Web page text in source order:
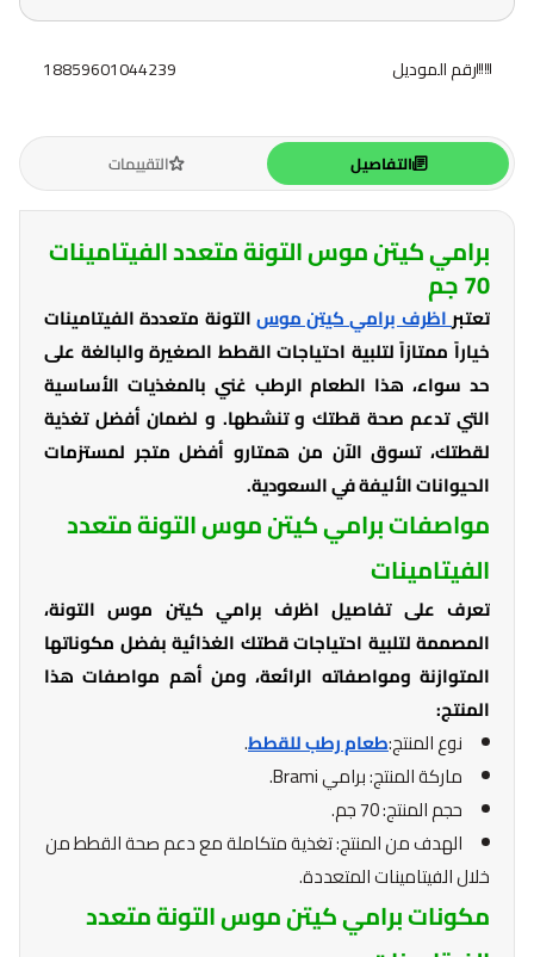
رقم الموديل 18859601044239
التفاصيل التقييمات
برامي كيتن موس التونة متعدد الفيتامينات
70 جم
تعتبراظرف برامي كيتن موسالتونة متعددة الفيتامينات
خياراً ممتازاً لتلبية احتياجات القطط الصغيرة والبالغة على
حد سواء، هذا الطعام الرطب غني بالمغذيات الأساسية
التي تدعم صحة قطتك و تنشطها. و لضمان أفضل تغذية
لقطتك، تسوق الآن من همتارو أفضل متجر لمستزمات
الحيوانات الأليفة في السعودية.
مواصفات برامي كيتن موس التونة متعدد
الفيتامينات
تعرف على تفاصيل اظرف برامي كيتن موس التونة،
المصممة لتلبية احتياجات قطتك الغذائية بفضل مكوناتها
المتوازنة ومواصفاته الرائعة، ومن أهم مواصفات هذا
المنتج:
نوع المنتج:طعام رطب للقطط.
ماركة المنتج: برامي Brami.
حجم المنتج: 70 جم.
الهدف من المنتج: تغذية متكاملة مع دعم صحة القطط من
خلال الفيتامينات المتعددة.
مكونات برامي كيتن موس التونة متعدد